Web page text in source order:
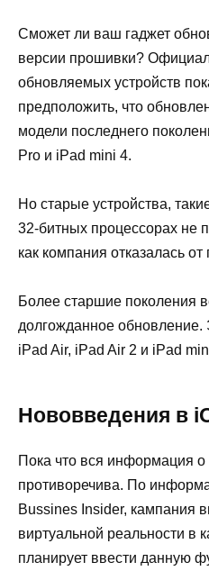
Сможет ли ваш гаджет
версии прошивки?
обновляемых устройств
предположить, что
модели последнего
Pro и iPad mini 4.
Но старые устройства,
32-битных процессорах не
как компания отказалась
Более старшие поколения
долгожданное обновление.
iPad Air, iPad Air 2 и iPad
Нововведения в
Пока что вся информация
противоречива. По
Bussines Insider, кампания
виртуальной реальности в
планирует ввести данную